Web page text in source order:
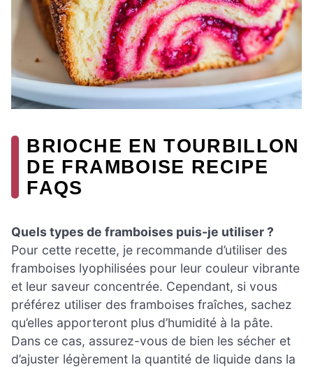
BRIOCHE EN TOURBILLON
DE FRAMBOISE RECIPE
FAQS
Quels types de framboises puis-je utiliser ?
Pour cette recette, je recommande d’utiliser des
framboises lyophilisées pour leur couleur vibrante
et leur saveur concentrée. Cependant, si vous
préférez utiliser des framboises fraîches, sachez
qu’elles apporteront plus d’humidité à la pâte.
Dans ce cas, assurez-vous de bien les sécher et
d’ajuster légèrement la quantité de liquide dans la